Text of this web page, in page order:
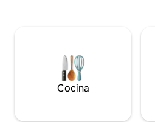
Maribor y a 1 hora y 45 minutos de
Liubliana. Nuestra acogedora y
equipada casa es ideal para
Cocina